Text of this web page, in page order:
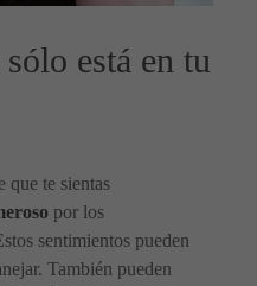
está en tu
que te sientas
por los
sentimientos pueden
También pueden